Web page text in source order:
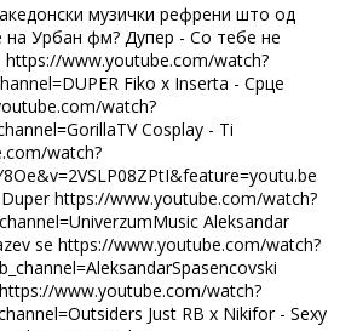
музички рефрени што од
Дупер - Со тебе не
Fiko x Inserta - Срце
Cosplay - Ti
watch?
watch?
Aleksandar
watch?
Just RB x Nikifor - Sexy